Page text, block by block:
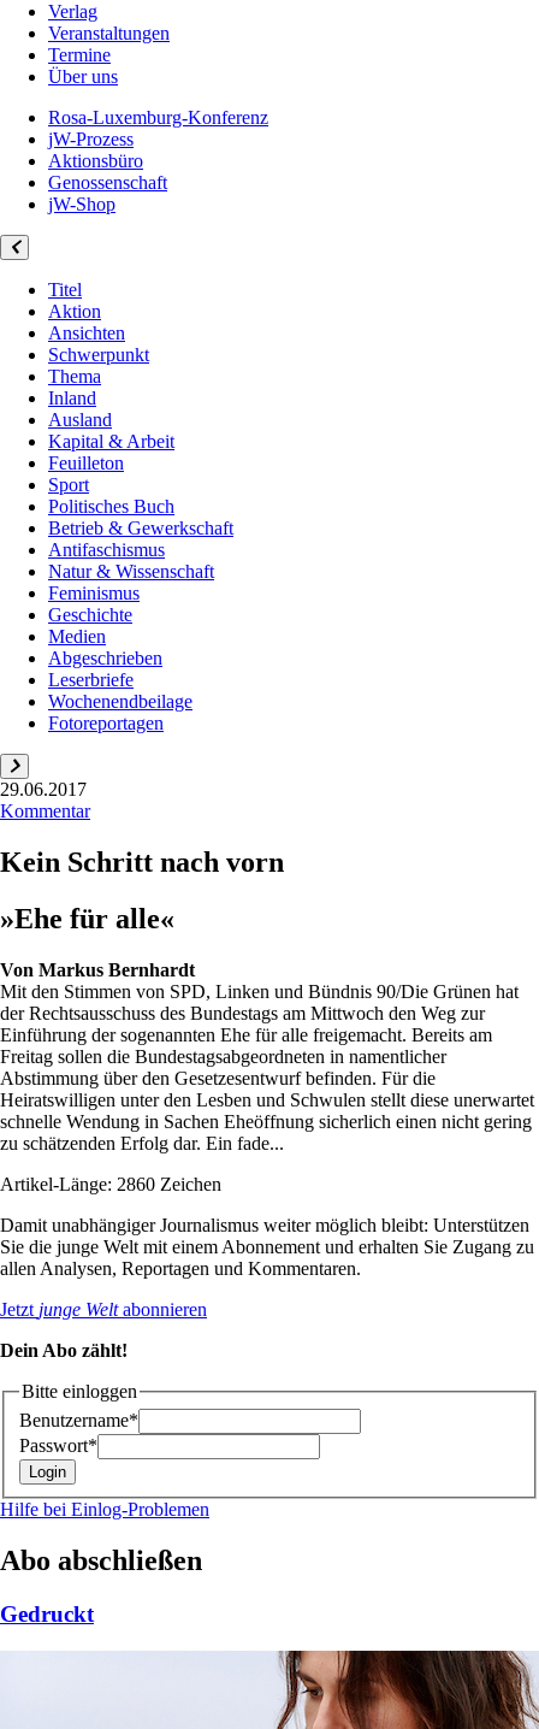
Verlag
Veranstaltungen
Termine
Über uns
Rosa-Luxemburg-Konferenz
jW-Prozess
Aktionsbüro
Genossenschaft
jW-Shop
Titel
Aktion
Ansichten
Schwerpunkt
Thema
Inland
Ausland
Kapital & Arbeit
Feuilleton
Sport
Politisches Buch
Betrieb & Gewerkschaft
Antifaschismus
Natur & Wissenschaft
Feminismus
Geschichte
Medien
Abgeschrieben
Leserbriefe
Wochenendbeilage
Fotoreportagen
29.06.2017
Kommentar
Kein Schritt nach vorn
»Ehe für alle«
Von Markus Bernhardt
Mit den Stimmen von SPD, Linken und Bündnis 90/Die Grünen hat
der Rechtsausschuss des Bundestags am Mittwoch den Weg zur
Einführung der sogenannten Ehe für alle freigemacht. Bereits am
Freitag sollen die Bundestagsabgeordneten in namentlicher
Abstimmung über den Gesetzesentwurf befinden. Für die
Heiratswilligen unter den Lesben und Schwulen stellt diese unerwartet
schnelle Wendung in Sachen Eheöffnung sicherlich einen nicht gering
zu schätzenden Erfolg dar. Ein fade...
Artikel-Länge: 2860 Zeichen
Damit unabhängiger Journalismus weiter möglich bleibt: Unterstützen
Sie die junge Welt mit einem Abonnement und erhalten Sie Zugang zu
allen Analysen, Reportagen und Kommentaren.
Jetzt junge Weltabonnieren
Dein Abo zählt!
Bitte einloggen
Benutzername*
Passwort*
Hilfe bei Einlog-Problemen
Abo abschließen
Gedruckt